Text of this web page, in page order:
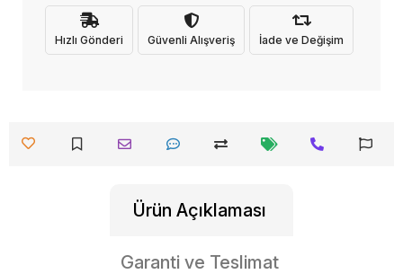
Hızlı Gönderi Güvenli Alışveriş İade ve Değişim
Ürün Açıklaması
Garanti ve Teslimat